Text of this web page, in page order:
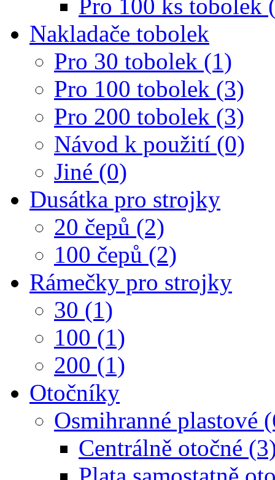
Pro 100 ks tobolek
Nakladače tobolek
Pro 30 tobolek (1)
Pro 100 tobolek (3)
Pro 200 tobolek (3)
Návod k použití (0)
Jiné (0)
Dusátka pro strojky
20 čepů (2)
100 čepů (2)
Rámečky pro strojky
30 (1)
100 (1)
200 (1)
Otočníky
Osmihranné plastové
Centrálně otočné